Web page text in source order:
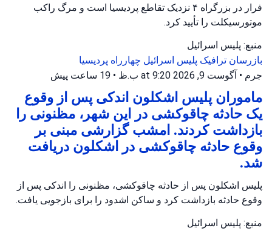
فرار در بزرگراه ۴ نزدیک تقاطع پردیسیا است و مرگ راکب
موتورسیکلت را تأیید کرد.
منبع: پلیس اسرائیل
بازرسان ترافیک پلیس اسرائیل چهارراه پردیسیا
جرم • آگوست 9, 2026 at 9:20 ب.ظ • 19 ساعت پیش
ماموران پلیس اشکلون اندکی پس از وقوع
یک حادثه چاقوکشی در این شهر، مظنونی را
بازداشت کردند. امشب گزارشی مبنی بر
وقوع حادثه چاقوکشی در اشکلون دریافت
شد.
پلیس اشکلون پس از حادثه چاقوکشی، مظنونی را اندکی پس از
وقوع حادثه بازداشت کرد و ساکن اشدود را برای بازجویی یافت.
منبع: پلیس اسرائیل